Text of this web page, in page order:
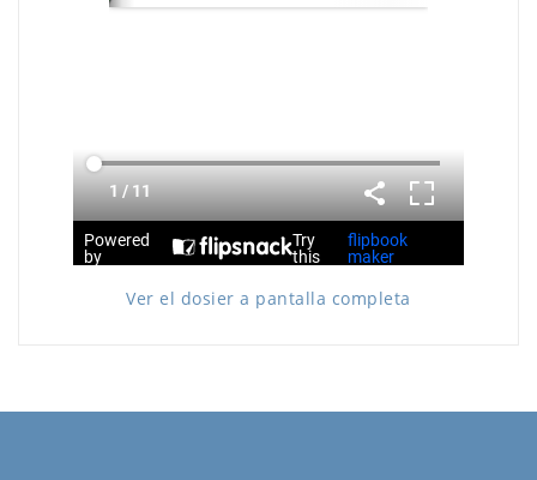
Ver el dosier a pantalla completa